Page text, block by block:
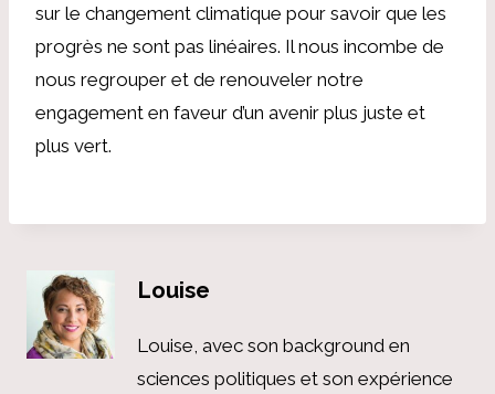
sur le changement climatique pour savoir que les
progrès ne sont pas linéaires. Il nous incombe de
nous regrouper et de renouveler notre
engagement en faveur d’un avenir plus juste et
plus vert.
Louise
Louise, avec son background en
sciences politiques et son expérience